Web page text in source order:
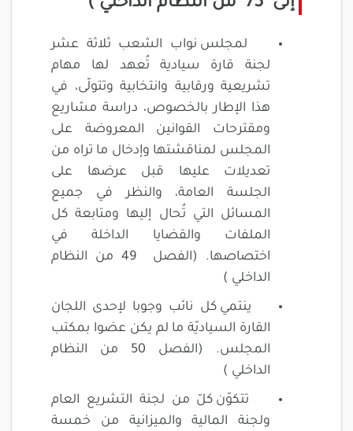
إلى 75 من النظام الداخلي )
لمجلس نواب الشعب ثلاثة عشر
لجنة قارة سيادية تُعهد لها مهام
تشريعية ورقابية وانتخابية وتتولّى، في
هذا الإطار بالخصوص، دراسة مشاريع
ومقترحات القوانين المعروضة على
المجلس لمناقشتها وإدخال ما تراه من
تعديلات عليها قبل عرضها على
الجلسة العامة، والنظر في جميع
المسائل التي تُحال إليها ومتابعة كل
الملفات والقضايا الداخلة في
اختصاصها. (الفصل 49 من النظام
الداخلي )
ينتمي كل نائب وجوبا لإحدى اللجان
القارة السياديّة ما لم يكن عضوا بمكتب
المجلس. (الفصل 50 من النظام
الداخلي )
تتكوّن كلّ من لجنة التشريع العام
ولجنة المالية والميزانية من خمسة